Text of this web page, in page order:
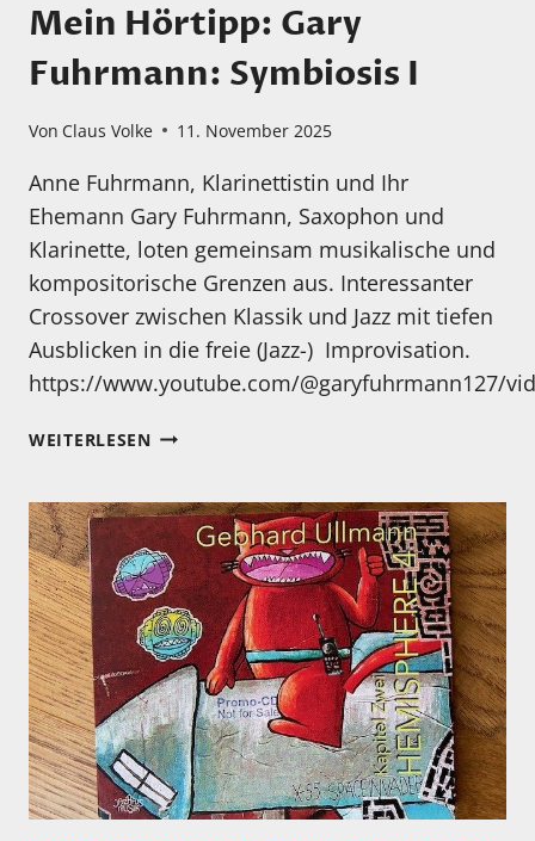
Mein Hörtipp: Gary
Fuhrmann: Symbiosis I
Von Claus Volke 11. November 2025
Anne Fuhrmann, Klarinettistin und Ihr
Ehemann Gary Fuhrmann, Saxophon und
Klarinette, loten gemeinsam musikalische und
kompositorische Grenzen aus. Interessanter
Crossover zwischen Klassik und Jazz mit tiefen
Ausblicken in die freie (Jazz-) Improvisation.
https://www.youtube.com/@garyfuhrmann127/
WEITERLESENMEIN
FUHRMANN:
SYMBIOSIS
I